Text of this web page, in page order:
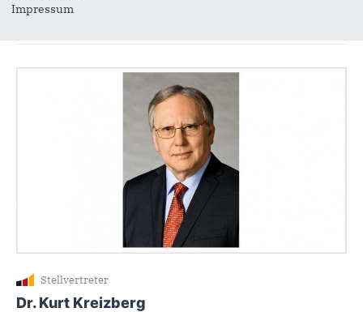
Stellvertreter
Dr. Kurt Kreizberg
Impressum